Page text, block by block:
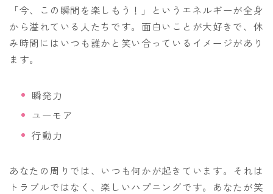
「今、この瞬間を楽しもう！」というエネルギーが全身
から溢れている人たちです。面白いことが大好きで、休
み時間にはいつも誰かと笑い合っているイメージがあり
ます。
瞬発力
ユーモア
行動力
あなたの周りでは、いつも何かが起きています。それは
トラブルではなく、楽しいハプニングです。あなたが笑